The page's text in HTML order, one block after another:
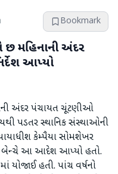
Bookmark
છ મહિનાની અંદર
આપ્યો
અંદર પંચાયત ચૂંટણીઓ
પડતર સ્થાનિક સંસ્થાઓની
કેમ્પૈયા સોમશેખર
બેન્ચે આ આદેશ આપ્યો હતો.
હતી. પાંચ વર્ષનો